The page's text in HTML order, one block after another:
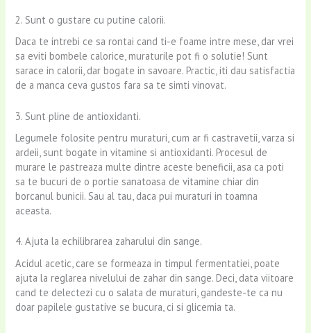
2. Sunt o gustare cu putine calorii.
Daca te intrebi ce sa rontai cand ti-e foame intre mese, dar vrei
sa eviti bombele calorice, muraturile pot fi o solutie! Sunt
sarace in calorii, dar bogate in savoare. Practic, iti dau satisfactia
de a manca ceva gustos fara sa te simti vinovat.
3. Sunt pline de antioxidanti.
Legumele folosite pentru muraturi, cum ar fi castravetii, varza si
ardeii, sunt bogate in vitamine si antioxidanti. Procesul de
murare le pastreaza multe dintre aceste beneficii, asa ca poti
sa te bucuri de o portie sanatoasa de vitamine chiar din
borcanul bunicii. Sau al tau, daca pui muraturi in toamna
aceasta.
4. Ajuta la echilibrarea zaharului din sange.
Acidul acetic, care se formeaza in timpul fermentatiei, poate
ajuta la reglarea nivelului de zahar din sange. Deci, data viitoare
cand te delectezi cu o salata de muraturi, gandeste-te ca nu
doar papilele gustative se bucura, ci si glicemia ta.